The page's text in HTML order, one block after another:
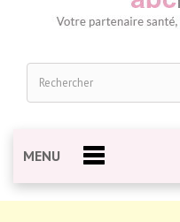
MENU